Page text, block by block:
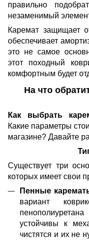
правильно
незаменимый
Каремат защищает
обеспечивает
это не самое
этот походный
комфортным будет
На что
Как выбрать
Какие параметры
магазине? Давайте
Существует три
которых имеет свои
Пенные
вариант
устойчивы к
чистятся и их не